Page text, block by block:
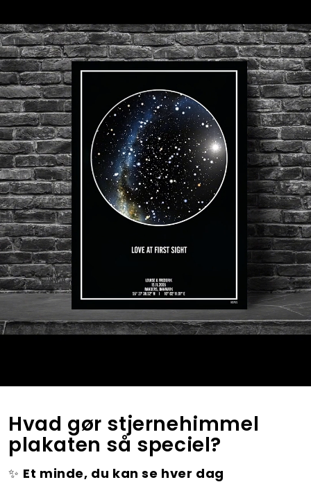
Hvad gør stjernehimmel
plakaten så speciel?
✨ Et minde, du kan se hver dag